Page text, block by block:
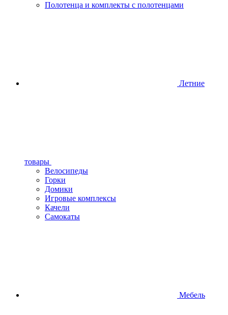
Полотенца и комплекты с полотенцами
Летние
товары
Велосипеды
Горки
Домики
Игровые комплексы
Качели
Самокаты
Мебель